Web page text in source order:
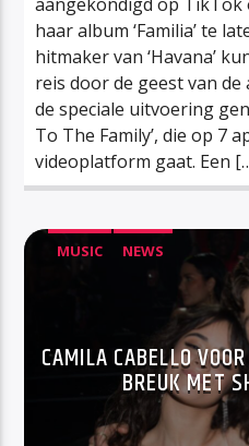
haar album ‘Familia’ te
hitmaker van ‘Havana’
reis door de geest van
de speciale uitvoering
To The Family’, die op 7
videoplatform gaat. Een
MUSIC NEWS
CAMILA CABELLO
BREUK MET